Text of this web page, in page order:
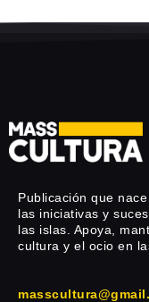
Publicación que
las iniciativas y
las islas. Apoya,
cultura y el ocio en